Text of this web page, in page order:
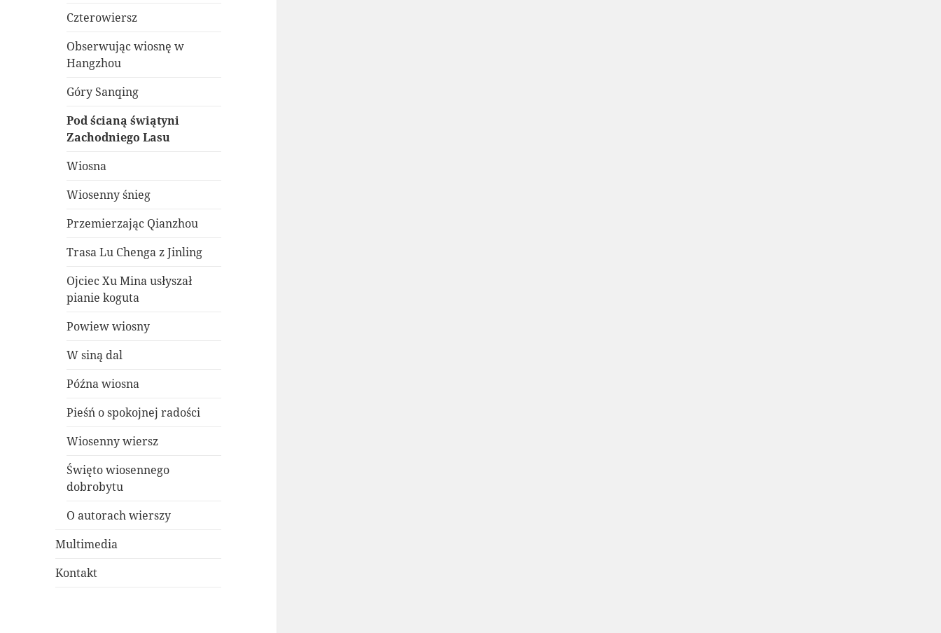
Czterowiersz
Obserwując wiosnę w
Hangzhou
Góry Sanqing
Pod ścianą świątyni
Zachodniego Lasu
Wiosna
Wiosenny śnieg
Przemierzając Qianzhou
Trasa Lu Chenga z Jinling
Ojciec Xu Mina usłyszał
pianie koguta
Powiew wiosny
W siną dal
Późna wiosna
Pieśń o spokojnej radości
Wiosenny wiersz
Święto wiosennego
dobrobytu
O autorach wierszy
Multimedia
Kontakt